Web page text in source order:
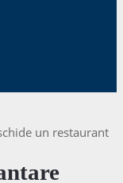
un restaurant